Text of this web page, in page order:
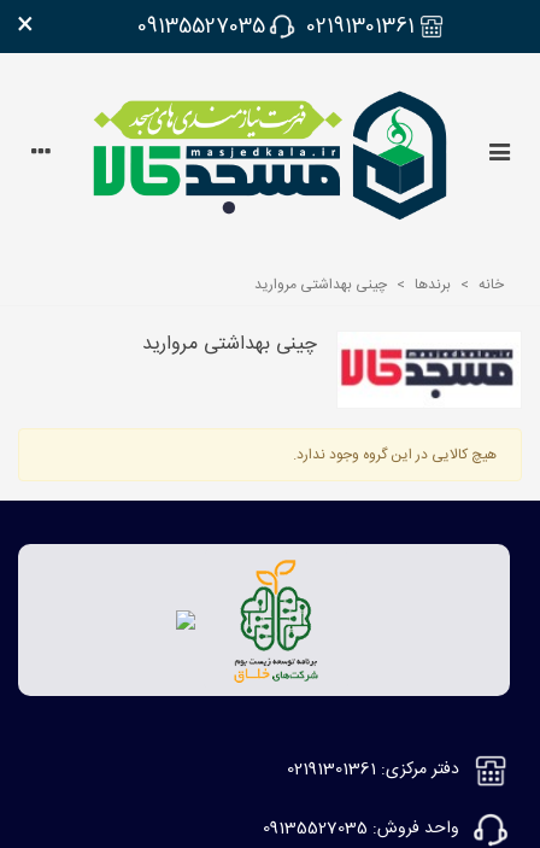
02191301361
09135527035
×
خانه > برندها > چینی بهداشتی مروارید
چینی بهداشتی مروارید
هیچ کالایی در این گروه وجود ندارد.
دفتر مرکزی: 02191301361
واحد فروش: 09135527035